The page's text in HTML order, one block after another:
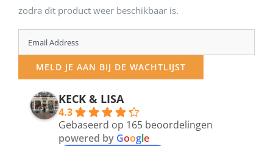
zodra dit product weer beschikbaar is.
Enter
your
email
address
MELD JE AAN BIJ DE WACHTLIJST
KECK & LISA
4.3
Gebaseerd op 165 beoordelingen
powered by Google